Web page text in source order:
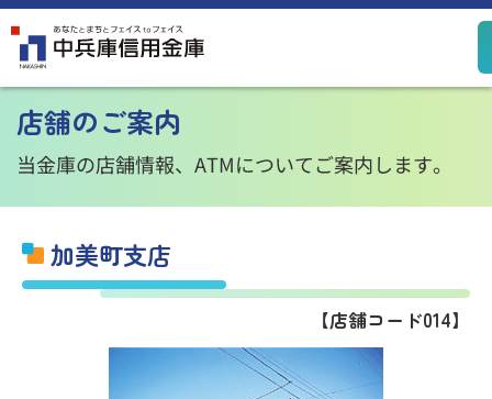
定期預金
決済性預金
規定集
シミュレーション
住宅ローン
カードローン
事業性ローン
店舗のご案内
当金庫の店舗情報、ATMについてご案内します。
加美町支店
【店舗コード014】